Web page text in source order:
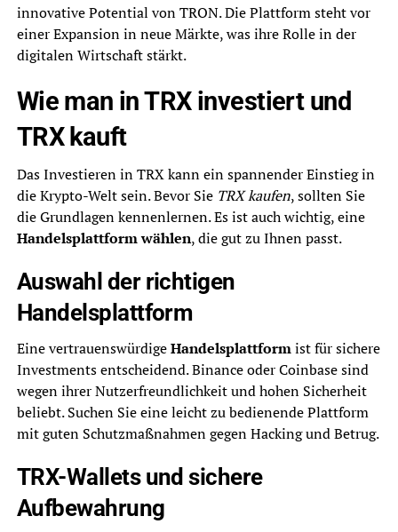
innovative Potential von TRON. Die Plattform steht vor
einer Expansion in neue Märkte, was ihre Rolle in der
digitalen Wirtschaft stärkt.
Wie man in TRX investiert und
TRX kauft
Das Investieren in TRX kann ein spannender Einstieg in
die Krypto-Welt sein. Bevor Sie TRX kaufen, sollten Sie
die Grundlagen kennenlernen. Es ist auch wichtig, eine
Handelsplattform wählen, die gut zu Ihnen passt.
Auswahl der richtigen
Handelsplattform
Eine vertrauenswürdigeHandelsplattformist für sichere
Investments entscheidend. Binance oder Coinbase sind
wegen ihrer Nutzerfreundlichkeit und hohen Sicherheit
beliebt. Suchen Sie eine leicht zu bedienende Plattform
mit guten Schutzmaßnahmen gegen Hacking und Betrug.
TRX-Wallets und sichere
Aufbewahrung